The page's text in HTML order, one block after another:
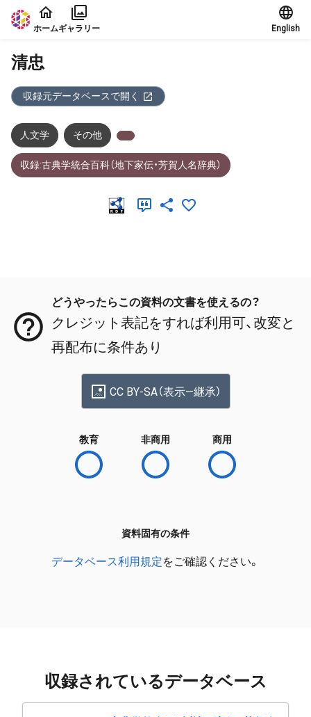
本文に飛ぶ
ホームギャラリー English
清忠
収録元データベースで開く
人文学 その他
収録:古典学統合百科（地下家伝・芳賀人名辞典）
どうやったらこの資料の文書を使えるの？
クレジット表記をすれば利用可、改変と
再配布に条件あり
CC BY-SA（表示—継承）
教育 非商用 商用
資料固有の条件
データベース利用規定をご確認ください。
収録されているデータベース